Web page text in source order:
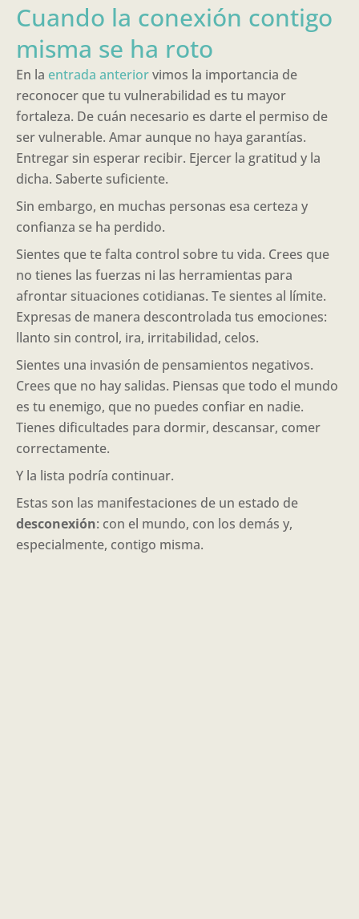
Cuando la conexión contigo
misma se ha roto
En la entrada anteriorvimos la importancia de
reconocer que tu vulnerabilidad es tu mayor
fortaleza. De cuán necesario es darte el permiso de
ser vulnerable. Amar aunque no haya garantías.
Entregar sin esperar recibir. Ejercer la gratitud y la
dicha. Saberte suficiente.
Sin embargo, en muchas personas esa certeza y
confianza se ha perdido.
Sientes que te falta control sobre tu vida. Crees que
no tienes las fuerzas ni las herramientas para
afrontar situaciones cotidianas. Te sientes al límite.
Expresas de manera descontrolada tus emociones:
llanto sin control, ira, irritabilidad, celos.
Sientes una invasión de pensamientos negativos.
Crees que no hay salidas. Piensas que todo el mundo
es tu enemigo, que no puedes confiar en nadie.
Tienes dificultades para dormir, descansar, comer
correctamente.
Y la lista podría continuar.
Estas son las manifestaciones de un estado de
desconexión: con el mundo, con los demás y,
especialmente, contigo misma.